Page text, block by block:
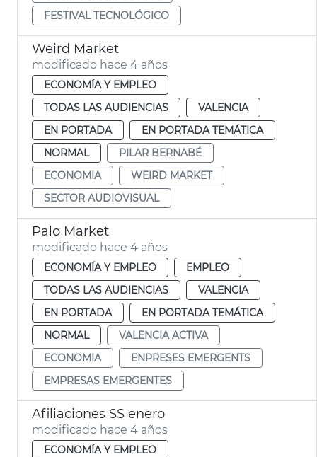
FESTIVAL TECNOLÓGICO
Weird Market
modificado hace 4 años
ECONOMÍA Y EMPLEO
TODAS LAS AUDIENCIAS
VALENCIA
EN PORTADA
EN PORTADA TEMÁTICA
NORMAL
PILAR BERNABÉ
ECONOMIA
WEIRD MARKET
SECTOR AUDIOVISUAL
Palo Market
modificado hace 4 años
ECONOMÍA Y EMPLEO
EMPLEO
TODAS LAS AUDIENCIAS
VALENCIA
EN PORTADA
EN PORTADA TEMÁTICA
NORMAL
VALENCIA ACTIVA
ECONOMIA
ENPRESES EMERGENTS
EMPRESAS EMERGENTES
Afiliaciones SS enero
modificado hace 4 años
ECONOMÍA Y EMPLEO